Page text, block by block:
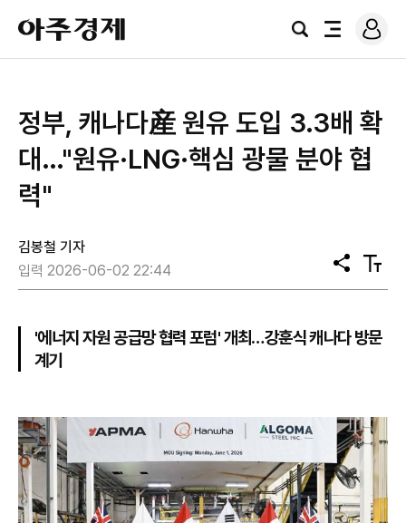
아
주
경
검
전
로
그
정부, 캐나다産 원유 도입 3.3배 확
대…"원유·LNG·핵심 광물 분야 협
력"
김봉철 기자
입력 2026-06-02 22:44
공
유
텍
스
기
'에너지 자원 공급망 협력 포럼' 개최…강훈식 캐나다 방문
계기